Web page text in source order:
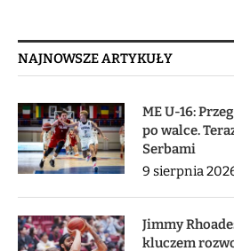
NAJNOWSZE ARTYKUŁY
ME U-16:
po walce.
Serbami
9 sierpnia
Jimmy
kluczem